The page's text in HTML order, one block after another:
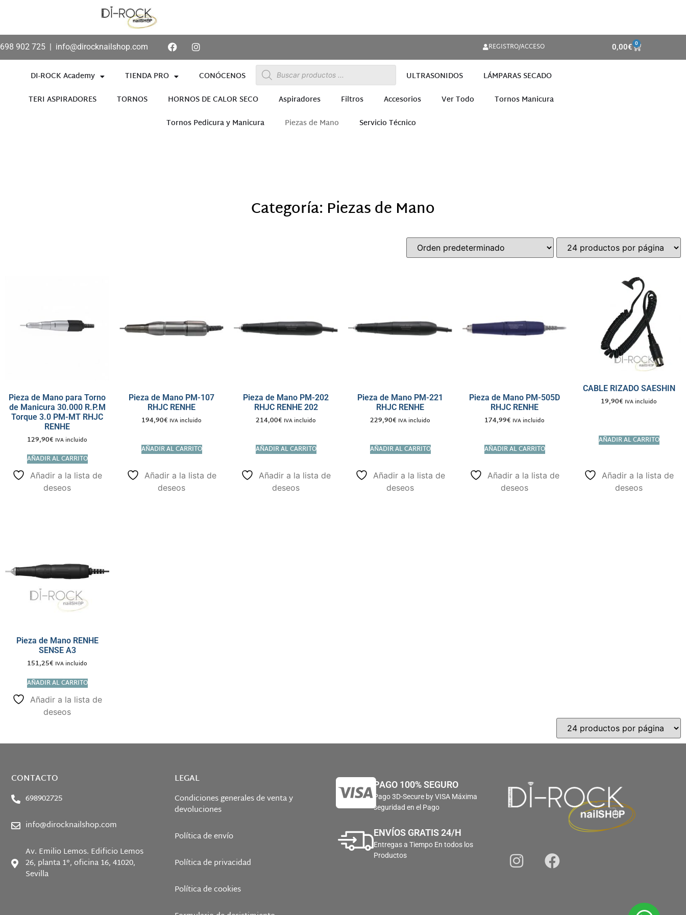
698 902 725 | info@dirocknailshop.com REGISTRO/ACCESO 0,00€ 0
DI-ROCK Academy TIENDA PRO CONÓCENOS ULTRASONIDOS
LÁMPARAS SECADO
TERI ASPIRADORES
TORNOS HORNOS DE CALOR SECO Aspiradores Filtros Accesorios Ver Todo
Tornos Manicura
Tornos Pedicura y Manicura
Piezas de Mano Servicio Técnico
Categoría: Piezas de Mano
Pieza de Mano para Torno
de Manicura 30.000 R.P.M
Torque 3.0 PM-MT RHJC
RENHE
129,90€ IVA incluido
AÑADIR AL CARRITO
Añadir a la lista de
deseos
Pieza de Mano PM-107
RHJC RENHE
194,90€ IVA incluido
AÑADIR AL CARRITO
Añadir a la lista de
deseos
Pieza de Mano PM-202
RHJC RENHE 202
214,00€ IVA incluido
AÑADIR AL CARRITO
Añadir a la lista de
deseos
Pieza de Mano PM-221
RHJC RENHE
229,90€ IVA incluido
AÑADIR AL CARRITO
Añadir a la lista de
deseos
Pieza de Mano PM-505D
RHJC RENHE
174,99€ IVA incluido
AÑADIR AL CARRITO
Añadir a la lista de
deseos
CABLE RIZADO SAESHIN
19,90€ IVA incluido
AÑADIR AL CARRITO
Añadir a la lista de
deseos
Pieza de Mano RENHE
SENSE A3
151,25€ IVA incluido
AÑADIR AL CARRITO
Añadir a la lista de
deseos
CONTACTO
698902725
info@dirocknailshop.com
Av. Emilio Lemos. Edificio Lemos
26, planta 1°, oficina 16, 41020,
Sevilla
LEGAL
Condiciones generales de venta y
devoluciones
Política de envío
Política de privacidad
Política de cookies
PAGO 100% SEGURO
Pago 3D-Secure by VISA Máxima
seguridad en el Pago
ENVÍOS GRATIS 24/H
Entregas a Tiempo En todos los
Productos